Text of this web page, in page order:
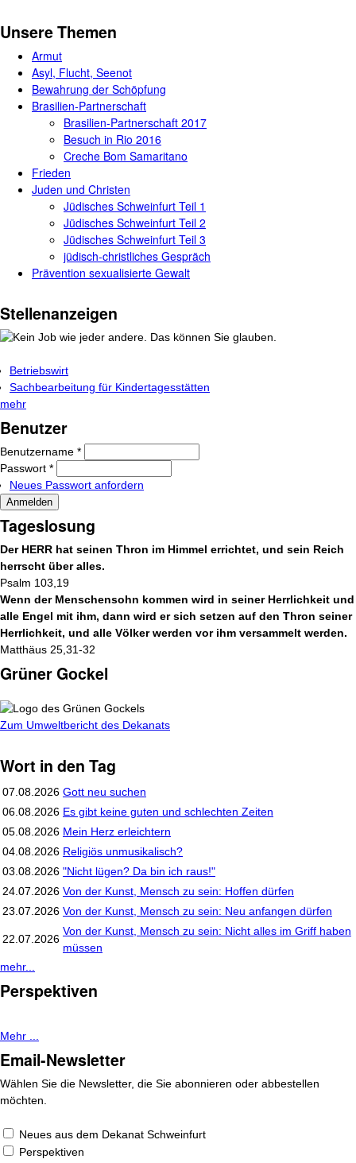
Unsere Themen
Armut
Asyl, Flucht, Seenot
Bewahrung der Schöpfung
Brasilien-Partnerschaft
Brasilien-Partnerschaft 2017
Besuch in Rio 2016
Creche Bom Samaritano
Frieden
Juden und Christen
Jüdisches Schweinfurt Teil 1
Jüdisches Schweinfurt Teil 2
Jüdisches Schweinfurt Teil 3
jüdisch-christliches Gespräch
Prävention sexualisierte Gewalt
Stellenanzeigen
Betriebswirt
Sachbearbeitung für Kindertagesstätten
mehr
Benutzer
Benutzername *
Passwort *
Neues Passwort anfordern
Tageslosung
Der HERR hat seinen Thron im Himmel errichtet, und sein Reich
herrscht über alles.
Psalm 103,19
Wenn der Menschensohn kommen wird in seiner Herrlichkeit und
alle Engel mit ihm, dann wird er sich setzen auf den Thron seiner
Herrlichkeit, und alle Völker werden vor ihm versammelt werden.
Matthäus 25,31-32
Grüner Gockel
gockel_logo_umweltman_cmyk.gif
Zum Umweltbericht des Dekanats
Wort in den Tag
07.08.2026 Gott neu suchen
06.08.2026 Es gibt keine guten und schlechten Zeiten
05.08.2026 Mein Herz erleichtern
04.08.2026 Religiös unmusikalisch?
03.08.2026 "Nicht lügen? Da bin ich raus!"
24.07.2026 Von der Kunst, Mensch zu sein: Hoffen dürfen
23.07.2026 Von der Kunst, Mensch zu sein: Neu anfangen dürfen
22.07.2026
Von der Kunst, Mensch zu sein: Nicht alles im Griff haben
müssen
mehr...
Perspektiven
Mehr ...
Email-Newsletter
Wählen Sie die Newsletter, die Sie abonnieren oder abbestellen
möchten.
Neues aus dem Dekanat Schweinfurt
Perspektiven